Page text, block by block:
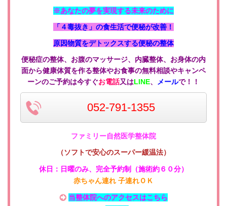
※あなたの夢を実現する未来のために
「４毒抜き」の食生活で便秘が改善！
原因物質をデトックスする便秘の整体
便秘症の整体、お腹のマッサージ、内臓整体、お身体の内
面から健康体質を作る整体やお食事の無料相談やキャンペ
ーンのご予約は今すぐお電話又はLINE、 メールで！！
052-791-1355
ファミリー自然医学整体院
（ソフトで安心のスーパー緩温法）
休日：日曜のみ、 完全予約制（施術約６０分）
赤ちゃん連れ 子連れＯＫ
当整体院へのアクセスはこちら